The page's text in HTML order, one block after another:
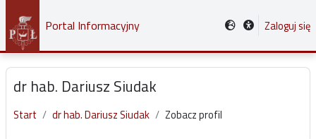
Przejdź do głównej zawartości
Portal Informacyjny Zaloguj się
dr hab. Dariusz Siudak
Start dr hab. Dariusz Siudak Zobacz profil